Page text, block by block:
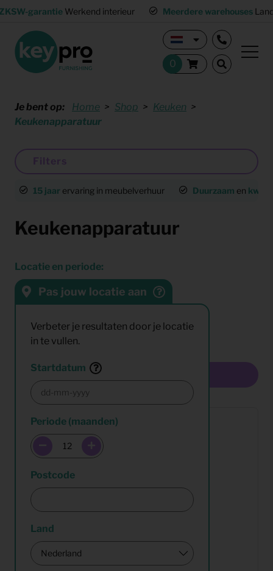
garantie Werkend interieur Meerdere warehouses
Je bent op: Home Shop
Keuken
Keukenapparatuur
Filters
15 jaar ervaring in meubelverhuur Duurzaam en
Keukenapparatuur
Locatie en periode:
Pas jouw locatie aan
Verbeter je resultaten door je locatie
in te vullen.
Startdatum
Periode (maanden)
Postcode
Land